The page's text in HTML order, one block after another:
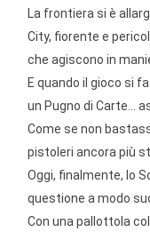
La frontiera si è
City, fiorente e
che agiscono in
E quando il gioco si
un Pugno di Carte...
Come se non
pistoleri ancora più
Oggi, finalmente, lo
questione a modo
Con una pallottola